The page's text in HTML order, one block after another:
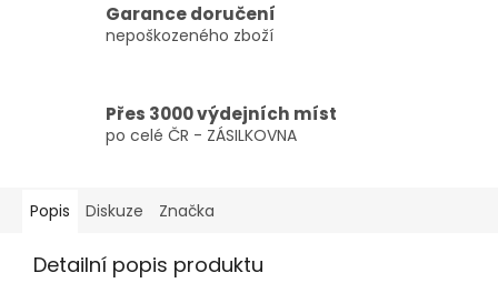
Garance doručení
nepoškozeného zboží
Přes 3000 výdejních míst
po celé ČR - ZÁSILKOVNA
Popis Diskuze Značka
Detailní popis produktu